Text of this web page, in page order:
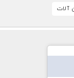
آلات